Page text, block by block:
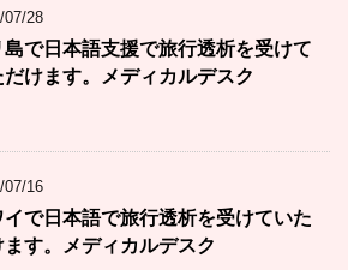
07/28
島で日本語支援で旅行透析を受けて
だけます。メディカルデスク
07/16
イで日本語で旅行透析を受けていた
ます。メディカルデスク